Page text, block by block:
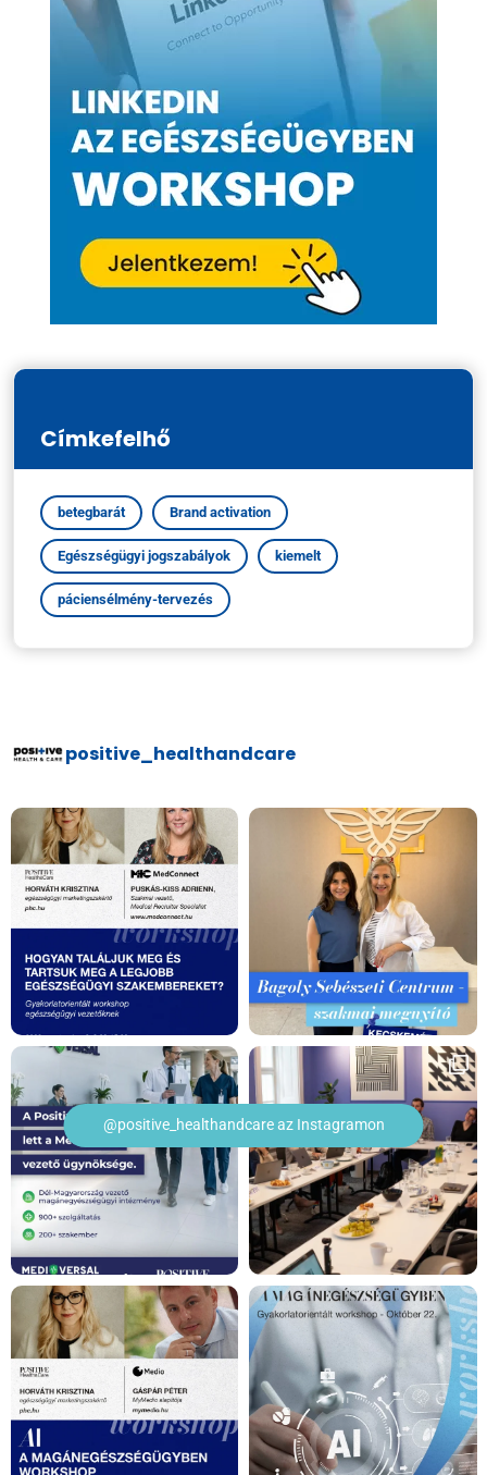
Címkefelhő
betegbarát Brand activation
Egészségügyi jogszabályok kiemelt
páciensélmény-tervezés
@positive_healthandcare az Instagramon
positive_healthandcare